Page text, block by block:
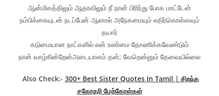
ஆன்மிகத்திலும் ஆதரவிலும் நீ நான் பிரிந்து போக மாட்டேன்
நம்பிக்கையுடன் நடப்பேன் ஆனால் அநேகமையும் எதிர்கொள்ளவும்
தயார்
கடுமையான நாட்களில் என் உண்மை தோணிக்கவேண்டும்
நான் வாழ்கின்றேன்அடையாளம் தன்; வேறென்னும் தேவையில்லை
Also Check:- 300+ Best Sister Quotes In Tamil | சிறந்த
சகோதரி மேற்கோள்கள்